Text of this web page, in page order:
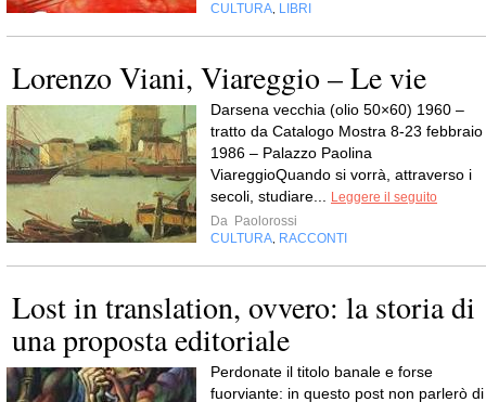
CULTURA LIBRI
Lorenzo Viani, Viareggio – Le vie
Darsena vecchia (olio 50×60) 1960 –
tratto da Catalogo Mostra 8-23 febbraio
1986 – Palazzo Paolina
ViareggioQuando si vorrà, attraverso i
secoli, studiare...
Leggere il seguito
Da Paolorossi
CULTURA RACCONTI
Lost in translation, ovvero: la storia di
una proposta editoriale
Perdonate il titolo banale e forse
fuorviante: in questo post non parlerò di